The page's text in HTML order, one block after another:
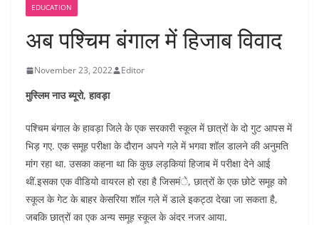
EDUCATION
अब पश्चिम बंगाल में हिजाब विवाद
November 23, 2022 Editor
मुस्लिम नाउ ब्यूरो, हावड़ा
पश्चिम बंगाल के हावड़ा जिले के एक सरकारी स्कूल में छात्रों के दो गुट आपस में
भिड़ गए. एक समूह परीक्षा के दौरान अपने गले में भगवा शॉल डालने की अनुमति
मांग रहा था. उसका कहना था कि कुछ लड़कियां हिजाब में परीक्षा देने आई
थीं.इसका एक वीडियो वायरल हो रहा है जिसमंे, छात्रों के एक छोटे समूह को
स्कूल के गेट के बाहर केसरिया शॉल गले में डाले इकट्ठा देखा जा सकता है,
जबकि छात्रों का एक अन्य समूह स्कूल के अंदर नजर आया.